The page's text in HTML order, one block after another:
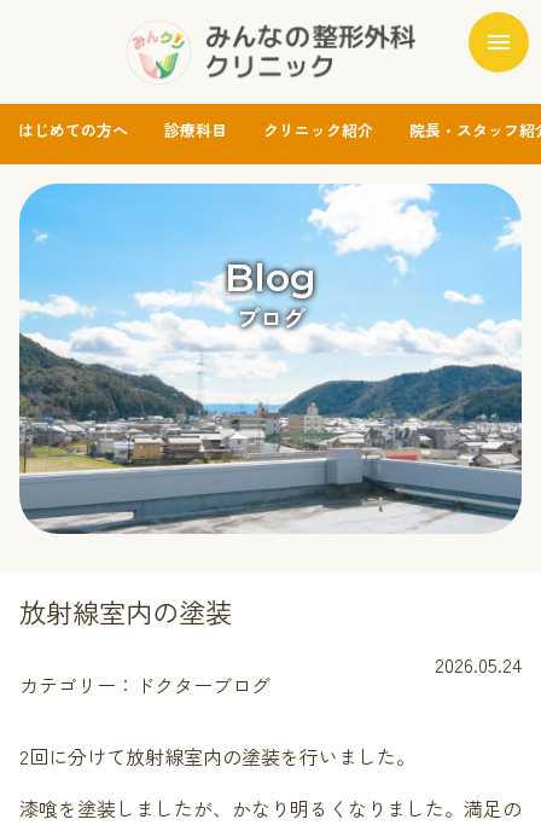
はじめての方へ 診療科目 クリニック紹介 院長・スタッフ紹
menu
Blog
ブログ
放射線室内の塗装
カテゴリー：ドクターブログ
2026.05.24
2回に分けて放射線室内の塗装を行いました。
漆喰を塗装しましたが、かなり明るくなりました。満足の